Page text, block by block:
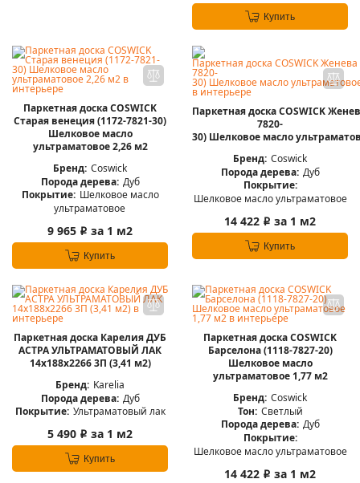
Купить
Паркетная доска COSWICK
Старая венеция (1172-7821-30)
Шелковое масло
ультраматовое 2,26 м2
Бренд: Coswick
Порода дерева: Дуб
Покрытие: Шелковое масло
ультраматовое
9 965 i за 1 м2
Купить
Паркетная доска COSWICK
7820-
30) Шелковое масло
Бренд: Coswick
Порода дерева: Дуб
Покрытие:
Шелковое масло ультраматовое
14 422 i за 1 м2
Купить
Паркетная доска Карелия ДУБ
АСТРА УЛЬТРАМАТОВЫЙ ЛАК
14x188x2266 3П (3,41 м2)
Бренд: Karelia
Порода дерева: Дуб
Покрытие: Ультраматовый лак
5 490 i за 1 м2
Купить
Паркетная доска COSWICK
Барселона (1118-7827-20)
Шелковое масло
ультраматовое 1,77 м2
Бренд: Coswick
Тон: Светлый
Порода дерева: Дуб
Покрытие:
Шелковое масло ультраматовое
14 422 i за 1 м2